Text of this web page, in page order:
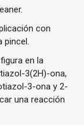
con
pincel.
en la
3(2H)-ona,
3-ona y 2-
una reacción